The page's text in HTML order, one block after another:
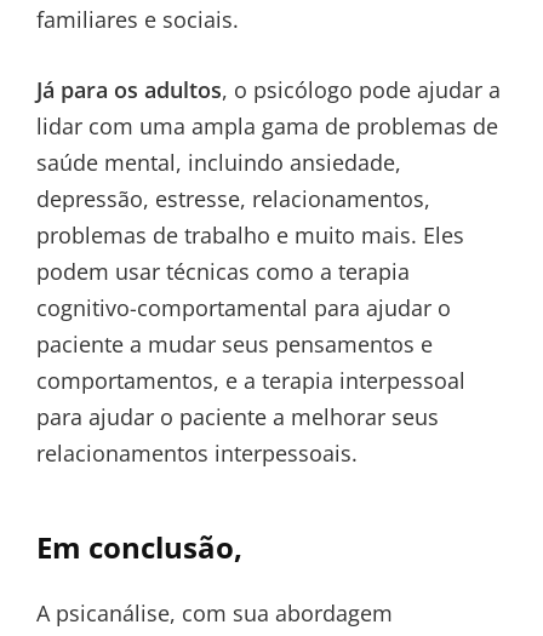
familiares e sociais.
Já para os adultos, o psicólogo pode ajudar a
lidar com uma ampla gama de problemas de
saúde mental, incluindo ansiedade,
depressão, estresse, relacionamentos,
problemas de trabalho e muito mais. Eles
podem usar técnicas como a terapia
cognitivo-comportamental para ajudar o
paciente a mudar seus pensamentos e
comportamentos, e a terapia interpessoal
para ajudar o paciente a melhorar seus
relacionamentos interpessoais.
Em conclusão,
A psicanálise, com sua abordagem